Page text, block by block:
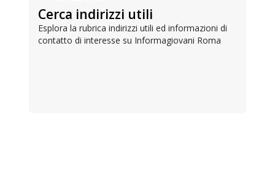
Cerca indirizzi utili
Esplora la rubrica indirizzi utili ed informazioni di
contatto di interesse su Informagiovani Roma